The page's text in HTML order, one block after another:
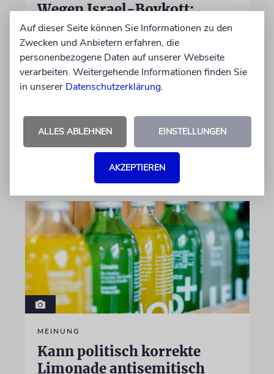
Wegen Israel-Boykott:
Irisches Regierungsflugzeug
kann nicht mehr im Nebel
landen
Beim Kauf der Maschine wurde bewusst auf
dem Produkt beteiligt ist
MEINUNG
Kann politisch korrekte
Limonade antisemitisch
Auf dieser Seite können Sie Informationen zu den
Zwecken und Anbietern erfahren, die
personenbezogene Daten auf unserer Webseite
verarbeiten. Weitergehende Informationen finden Sie
in unserer Datenschutzerklärung.
ALLES ABLEHNEN EINSTELLUNGEN
AKZEPTIEREN